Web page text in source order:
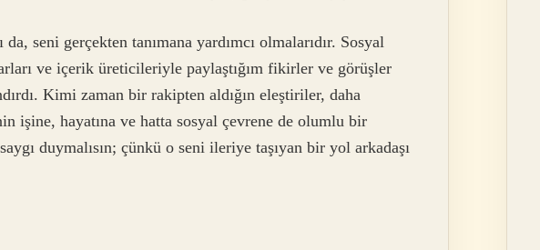
seni gerçekten tanımana yardımcı olmalarıdır. Sosyal
ve içerik üreticileriyle paylaştığım fikirler ve görüşler
Kimi zaman bir rakipten aldığın eleştiriler, daha
işine, hayatına ve hatta sosyal çevrene de olumlu bir
duymalısın; çünkü o seni ileriye taşıyan bir yol arkadaşı